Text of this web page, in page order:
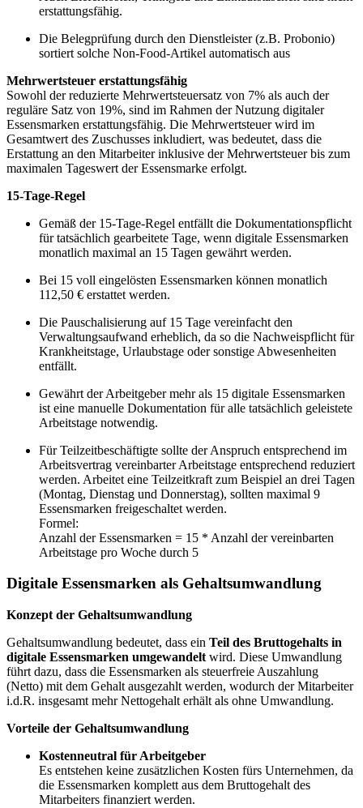
erstattungsfähig.
Die Belegprüfung durch den Dienstleister (z.B. Probonio)
sortiert solche Non-Food-Artikel automatisch aus
Mehrwertsteuer erstattungsfähig
Sowohl der reduzierte Mehrwertsteuersatz von 7% als auch der
reguläre Satz von 19%, sind im Rahmen der Nutzung digitaler
Essensmarken erstattungsfähig. Die Mehrwertsteuer wird im
Gesamtwert des Zuschusses inkludiert, was bedeutet, dass die
Erstattung an den Mitarbeiter inklusive der Mehrwertsteuer bis zum
maximalen Tageswert der Essensmarke erfolgt.
15-Tage-Regel
Gemäß der 15-Tage-Regel entfällt die Dokumentationspflicht
für tatsächlich gearbeitete Tage, wenn digitale Essensmarken
monatlich maximal an 15 Tagen gewährt werden.
Bei 15 voll eingelösten Essensmarken können monatlich
112,50 € erstattet werden.
Die Pauschalisierung auf 15 Tage vereinfacht den
Verwaltungsaufwand erheblich, da so die Nachweispflicht für
Krankheitstage, Urlaubstage oder sonstige Abwesenheiten
entfällt.
Gewährt der Arbeitgeber mehr als 15 digitale Essensmarken
ist eine manuelle Dokumentation für alle tatsächlich geleistete
Arbeitstage notwendig.
Für Teilzeitbeschäftigte sollte der Anspruch entsprechend im
Arbeitsvertrag vereinbarter Arbeitstage entsprechend reduziert
werden. Arbeitet eine Teilzeitkraft zum Beispiel an drei Tagen
(Montag, Dienstag und Donnerstag), sollten maximal 9
Essensmarken freigeschaltet werden.
Formel:
Anzahl der Essensmarken = 15 * Anzahl der vereinbarten
Arbeitstage pro Woche durch 5
Digitale Essensmarken als Gehaltsumwandlung
Konzept der Gehaltsumwandlung
Gehaltsumwandlung bedeutet, dass ein Teil des Bruttogehalts in
digitale Essensmarken umgewandelt wird. Diese Umwandlung
führt dazu, dass die Essensmarken als steuerfreie Auszahlung
(Netto) mit dem Gehalt ausgezahlt werden, wodurch der Mitarbeiter
i.d.R. insgesamt mehr Nettogehalt erhält als ohne Umwandlung.
Vorteile der Gehaltsumwandlung
Kostenneutral für Arbeitgeber
Es entstehen keine zusätzlichen Kosten fürs Unternehmen, da
die Essensmarken komplett aus dem Bruttogehalt des
Mitarbeiters finanziert werden.